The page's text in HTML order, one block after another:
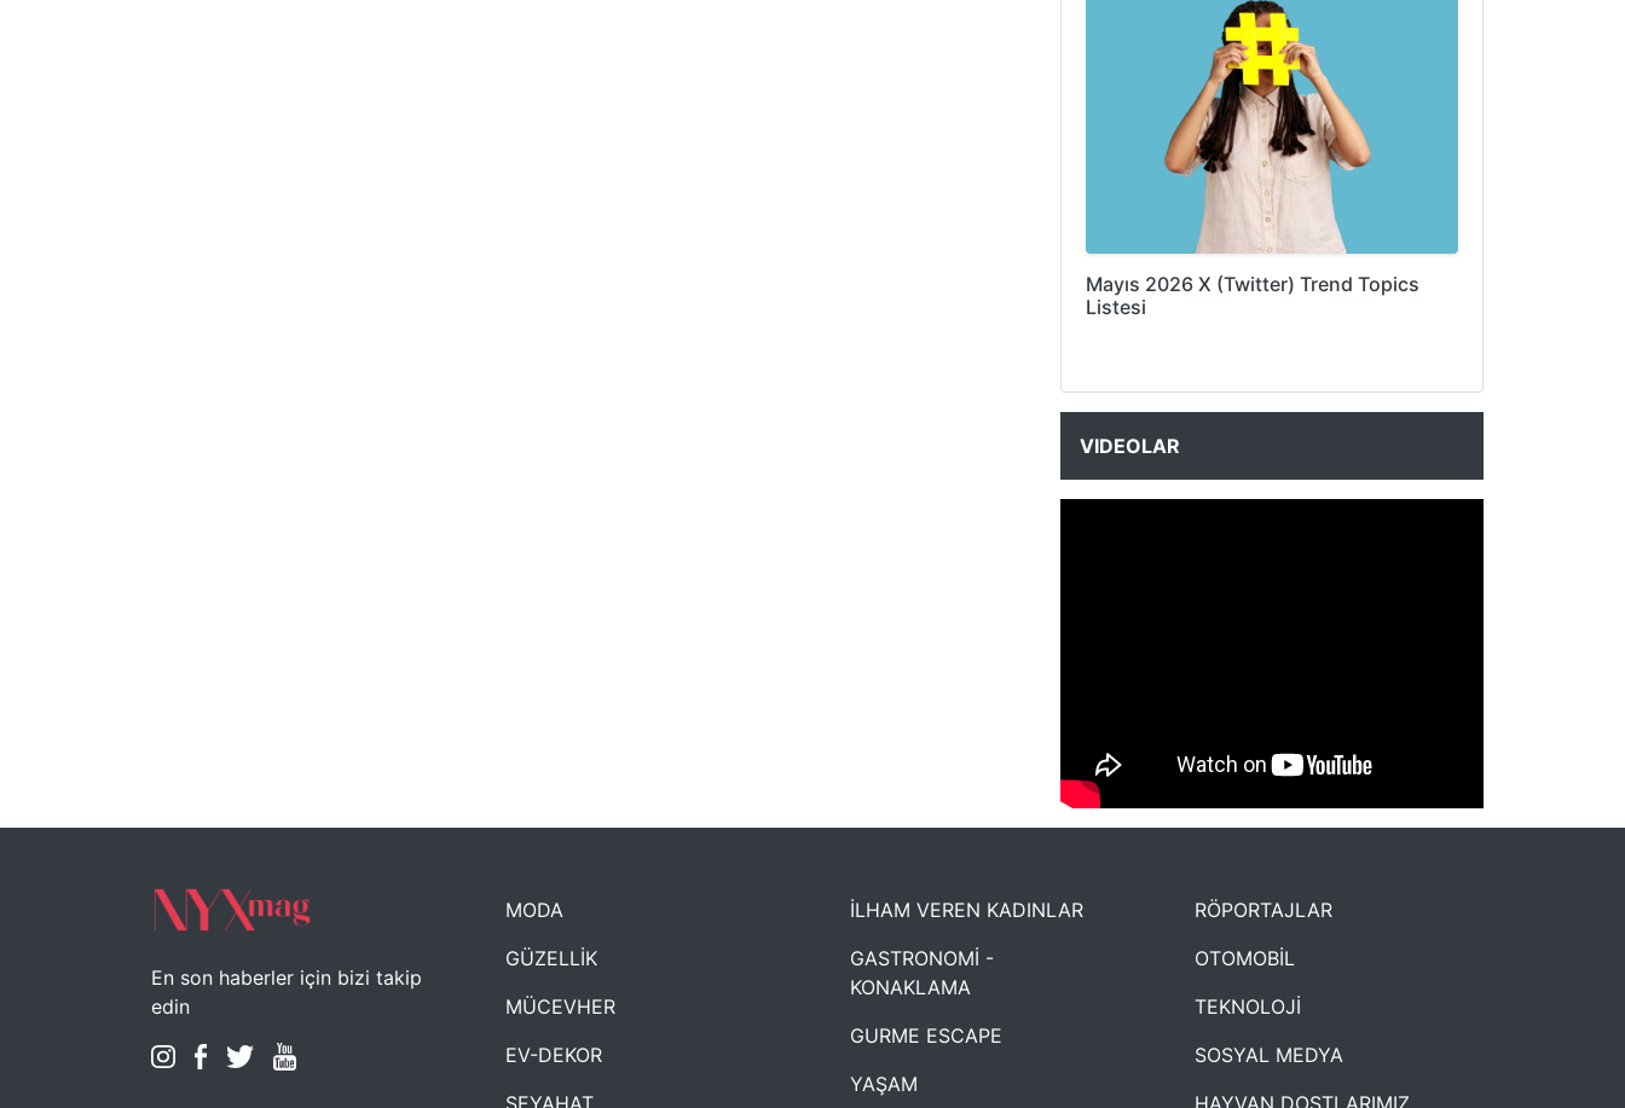
Mayıs 2026 X (Twitter) Trend Topics
Listesi
VIDEOLAR
NYXmag 2. Yaş Kutlama Etkinliği
En son haberler için bizi takip
edin
MODA
GÜZELLİK
MÜCEVHER
EV-DEKOR
SEYAHAT
İLHAM VEREN KADINLAR
GASTRONOMİ -
KONAKLAMA
GURME ESCAPE
YAŞAM
RÖPORTAJLAR
OTOMOBİL
TEKNOLOJİ
SOSYAL MEDYA
HAYVAN DOSTLARIMIZ